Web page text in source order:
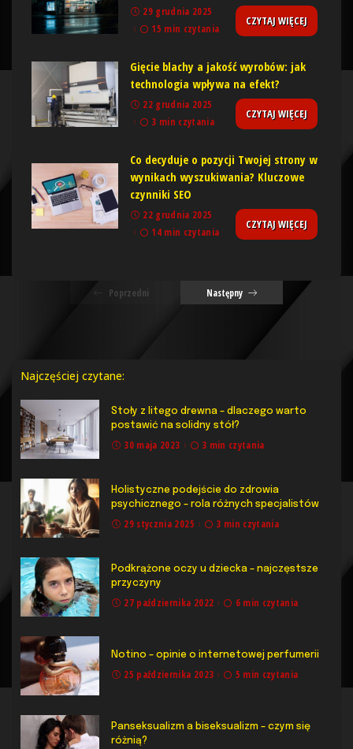
29 grudnia 2025
15 min czytania
CZYTAJ WIĘCEJ
Gięcie blachy a jakość wyrobów: jak
technologia wpływa na efekt?
22 grudnia 2025
3 min czytania
CZYTAJ WIĘCEJ
Co decyduje o pozycji Twojej strony w
wynikach wyszukiwania? Kluczowe
czynniki SEO
22 grudnia 2025
14 min czytania
CZYTAJ WIĘCEJ
Poprzedni Następny
Najczęściej czytane:
Stoły z litego drewna – dlaczego warto
postawić na solidny stół?
30 maja 2023 3 min czytania
Holistyczne podejście do zdrowia
psychicznego – rola różnych specjalistów
29 stycznia 2025 3 min czytania
Podkrążone oczy u dziecka – najczęstsze
przyczyny
27 października 2022 6 min czytania
Notino – opinie o internetowej perfumerii
25 października 2023 5 min czytania
Panseksualizm a biseksualizm – czym się
różnią?